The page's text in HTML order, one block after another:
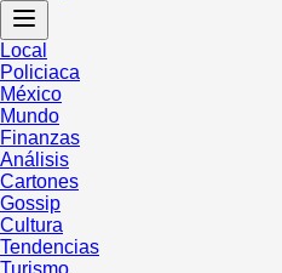
Local
Policiaca
México
Mundo
Finanzas
Análisis
Cartones
Gossip
Cultura
Tendencias
Turismo